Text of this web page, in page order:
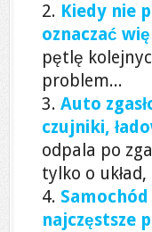
Kiedy nie
oznaczać
pętlę
problem...
Auto
czujniki,
odpala po
tylko o
najczęstsze